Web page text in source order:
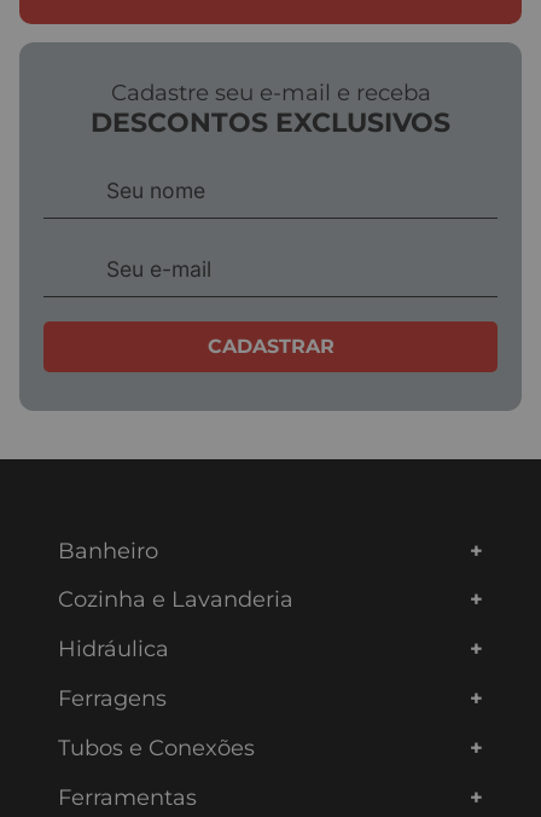
Cadastre seu e-mail e receba
DESCONTOS EXCLUSIVOS
CADASTRAR
Banheiro
Cozinha e Lavanderia
Hidráulica
Ferragens
Tubos e Conexões
Ferramentas